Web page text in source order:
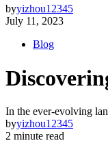
byyizhou12345
July 11, 2023
Blog
In the ever-evolving
byyizhou12345
2 minute read